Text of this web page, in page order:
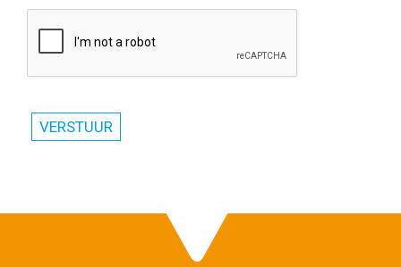
VERSTUUR